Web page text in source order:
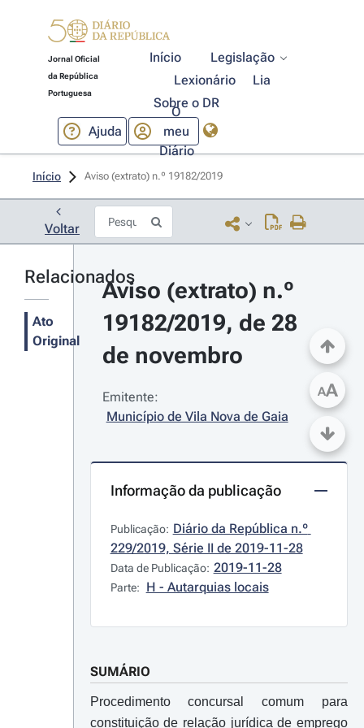
Jornal Oficial
da República
Portuguesa
Início
Legislação
Lexionário
Lia
Sobre o DR
Ajuda
O
meu
Diário
Início Aviso (extrato) n.º 19182/2019
Voltar
Relacionados
Ato
Original
Aviso (extrato) n.º
19182/2019, de 28
de novembro
Emitente:
Município de Vila Nova de Gaia
Informação da publicação
Publicação: Diário da República n.º
229/2019, Série II de 2019-11-28
Data de Publicação: 2019-11-28
Parte: H - Autarquias locais
SUMÁRIO
Procedimento concursal comum para
constituição de relação jurídica de emprego
AA